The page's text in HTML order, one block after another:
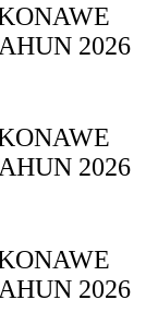
2026
2026
2026